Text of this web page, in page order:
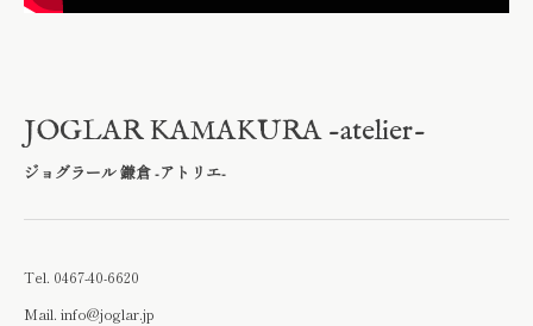
JOGLAR KAMAKURA -atelier-
ジョグラール 鎌倉 -アトリエ-
Tel. 0467-40-6620
Mail. info@joglar.jp